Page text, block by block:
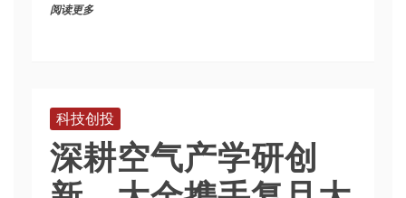
阅读更多
科技创投
深耕空气产学研创